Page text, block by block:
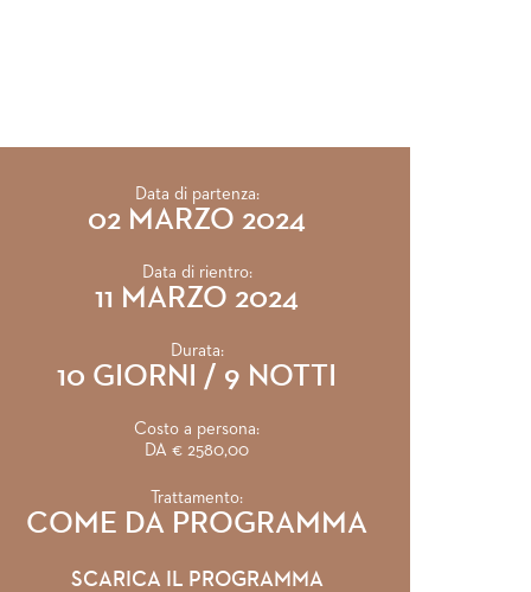
Data di partenza:
02 MARZO 2024
Data di rientro:
11 MARZO 2024
Durata:
10 GIORNI / 9 NOTTI
Costo a persona:
DA € 2580,00
Trattamento:
COME DA PROGRAMMA
SCARICA IL PROGRAMMA